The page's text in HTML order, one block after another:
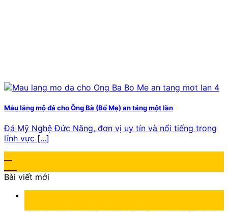
Mẫu lăng mộ đá cho Ông Bà (Bố Mẹ) an táng một lần
Đá Mỹ Nghệ Đức Năng, đơn vị uy tín và nổi tiếng trong
lĩnh vực [...]
Bài viết mới